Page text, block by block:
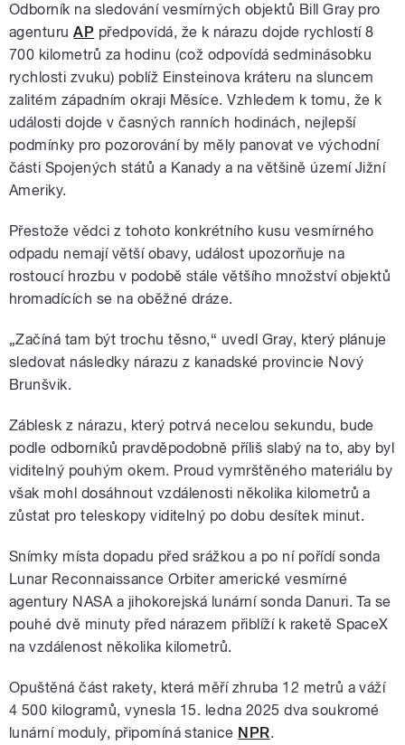
Odborník na sledování vesmírných objektů Bill Gray pro
agenturuAP předpovídá, že k nárazu dojde rychlostí 8
700 kilometrů za hodinu (což odpovídá sedminásobku
rychlosti zvuku) poblíž Einsteinova kráteru na sluncem
zalitém západním okraji Měsíce. Vzhledem k tomu, že k
události dojde v časných ranních hodinách, nejlepší
podmínky pro pozorování by měly panovat ve východní
části Spojených států a Kanady a na většině území Jižní
Ameriky.
Přestože vědci z tohoto konkrétního kusu vesmírného
odpadu nemají větší obavy, událost upozorňuje na
rostoucí hrozbu v podobě stále většího množství objektů
hromadících se na oběžné dráze.
„Začíná tam být trochu těsno,“ uvedl Gray, který plánuje
sledovat následky nárazu z kanadské provincie Nový
Brunšvik.
Záblesk z nárazu, který potrvá necelou sekundu, bude
podle odborníků pravděpodobně příliš slabý na to, aby byl
viditelný pouhým okem. Proud vymrštěného materiálu by
však mohl dosáhnout vzdálenosti několika kilometrů a
zůstat pro teleskopy viditelný po dobu desítek minut.
Snímky místa dopadu před srážkou a po ní pořídí sonda
Lunar Reconnaissance Orbiter americké vesmírné
agentury NASA a jihokorejská lunární sonda Danuri. Ta se
pouhé dvě minuty před nárazem přiblíží k raketě SpaceX
na vzdálenost několika kilometrů.
Opuštěná část rakety, která měří zhruba 12 metrů a váží
4 500 kilogramů, vynesla 15. ledna 2025 dva soukromé
lunární moduly, připomíná stanice NPR.